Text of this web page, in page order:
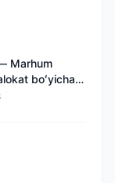
— Marhum
boʻyicha